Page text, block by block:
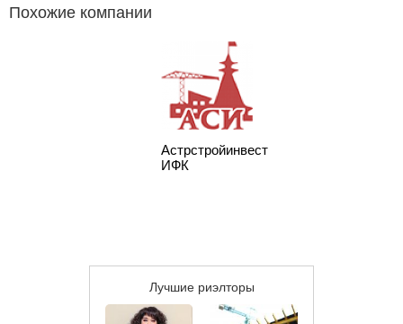
Похожие компании
Астрстройинвест
ИФК
Лучшие риэлторы